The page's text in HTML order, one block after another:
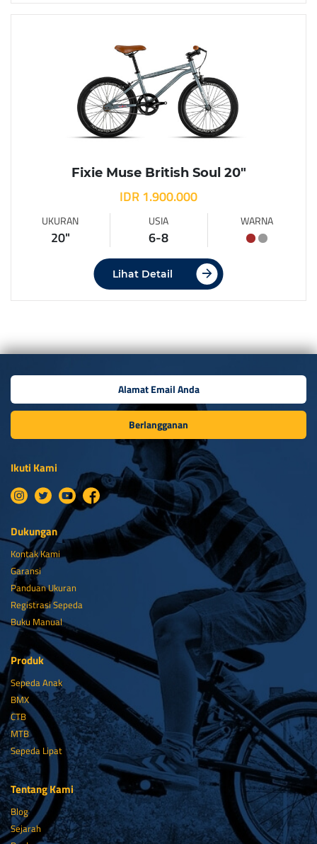
Fixie Muse British Soul 20″
IDR 1.900.000
UKURAN
20"
USIA
6-8
WARNA
Lihat Detail
Berlangganan
Ikuti Kami
Dukungan
Kontak Kami
Garansi
Panduan Ukuran
Registrasi Sepeda
Buku Manual
Produk
Sepeda Anak
BMX
CTB
MTB
Sepeda Lipat
Tentang Kami
Blog
Sejarah